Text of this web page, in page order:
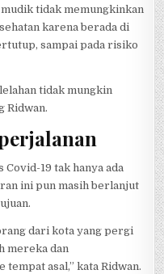
tidak memungkinkan
karena berada di
sampai pada risiko
tidak mungkin
Ridwan.
19 tak hanya ada
ini pun masih berlanjut
dari kota yang pergi
mereka dan
asal,” kata Ridwan.